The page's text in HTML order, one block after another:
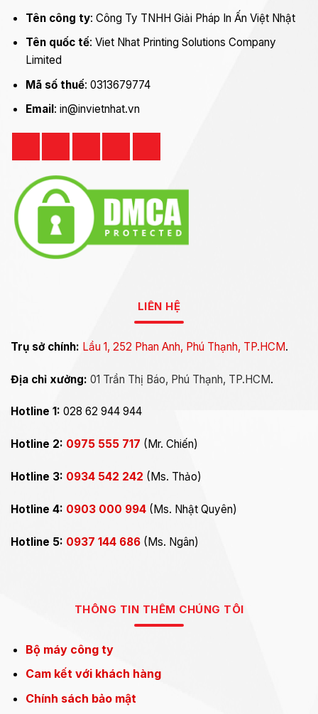
Tên công ty: Công Ty TNHH Giải Pháp In Ấn Việt Nhật
Tên quốc tế: Viet Nhat Printing Solutions Company
Limited
Mã số thuế: 0313679774
Email : in@invietnhat.vn
LIÊN HỆ
Trụ sở chính: Lầu 1, 252 Phan Anh, Phú Thạnh, TP.HCM.
Địa chỉ xưởng: 01 Trần Thị Báo, Phú Thạnh, TP.HCM.
Hotline 1: 028 62 944 944
Hotline 2: 0975 555 717 (Mr. Chiến)
Hotline 3: 0934 542 242 (Ms. Thảo)
Hotline 4: 0903 000 994 (Ms. Nhật Quyên)
Hotline 5: 0937 144 686 (Ms. Ngân)
THÔNG TIN THÊM CHÚNG TÔI
Bộ máy công ty
Cam kết với khách hàng
Chính sách bảo mật